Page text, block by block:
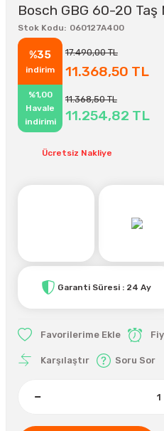
Bosch GBG 60-20 Taş
Stok Kodu 060127A400
%35
indirim
17.490,00 TL
11.368,50 TL
%1,00
Havale
indirimi
11.368,50 TL
11.254,82 TL
Ücretsiz Nakliye
Garanti Süresi : 24 Ay
Karşılaştır Soru Sor